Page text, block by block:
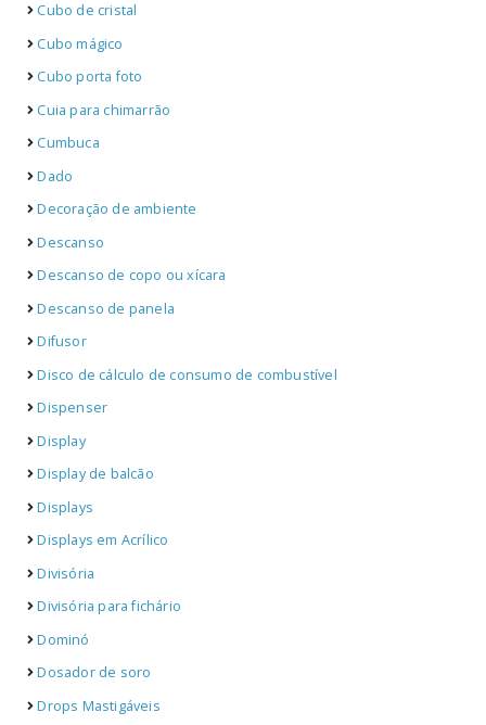
Cubo de cristal
Cubo mágico
Cubo porta foto
Cuia para chimarrão
Cumbuca
Dado
Decoração de ambiente
Descanso
Descanso de copo ou xícara
Descanso de panela
Difusor
Disco de cálculo de consumo de combustível
Dispenser
Display
Display de balcão
Displays
Displays em Acrílico
Divisória
Divisória para fichário
Dominó
Dosador de soro
Drops Mastigáveis